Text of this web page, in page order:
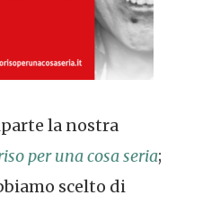
la nostra
per una cosa seria;
scelto di